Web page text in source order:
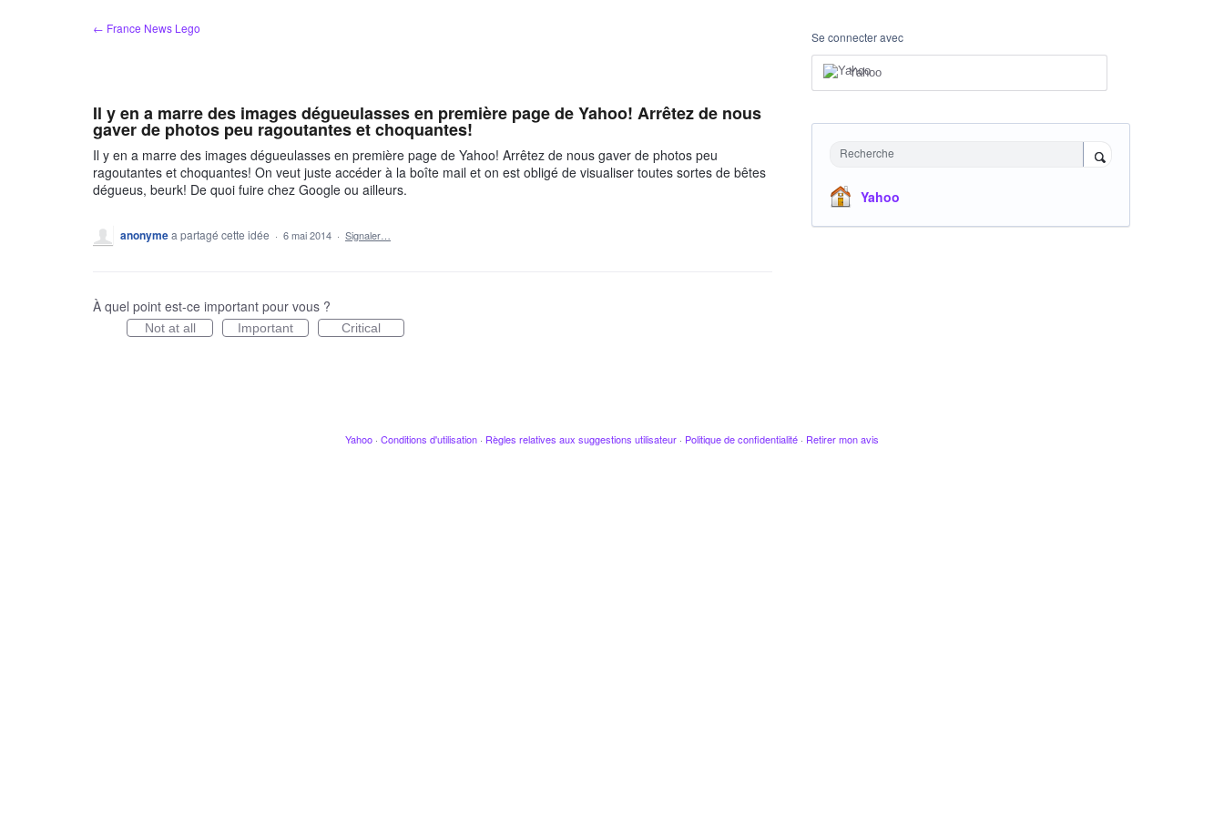
← France News Lego
Il y en a marre des images dégueulasses en première page de Yahoo! Arrêtez de nous
gaver de photos peu ragoutantes et choquantes!
Il y en a marre des images dégueulasses en première page de Yahoo! Arrêtez de nous gaver de photos peu
ragoutantes et choquantes! On veut juste accéder à la boîte mail et on est obligé de visualiser toutes sortes de bêtes
dégueus, beurk! De quoi fuire chez Google ou ailleurs.
anonymea partagé cette idée · 6 mai 2014 · Signaler…
À quel point est-ce important pour vous ?
Not at all Important Critical
Se connecter avec
Yahoo
Recherche
Yahoo
Yahoo · Conditions d'utilisation · Règles relatives aux suggestions utilisateur · Politique de confidentialité · Retirer mon avis